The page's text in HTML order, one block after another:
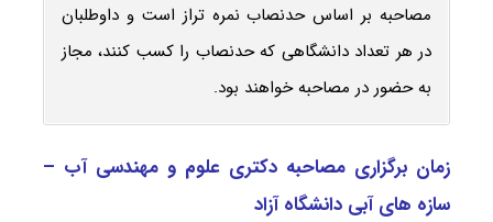
مصاحبه بر اساس حدنصاب نمره تراز است و داوطلبان
در هر تعداد دانشگاهی که حدنصاب را کسب کنند، مجاز
به حضور در مصاحبه خواهند بود.
زمان برگزاری مصاحبه دکتری علوم و مهندسی آب –
سازه ‌های آبی دانشگاه آزاد